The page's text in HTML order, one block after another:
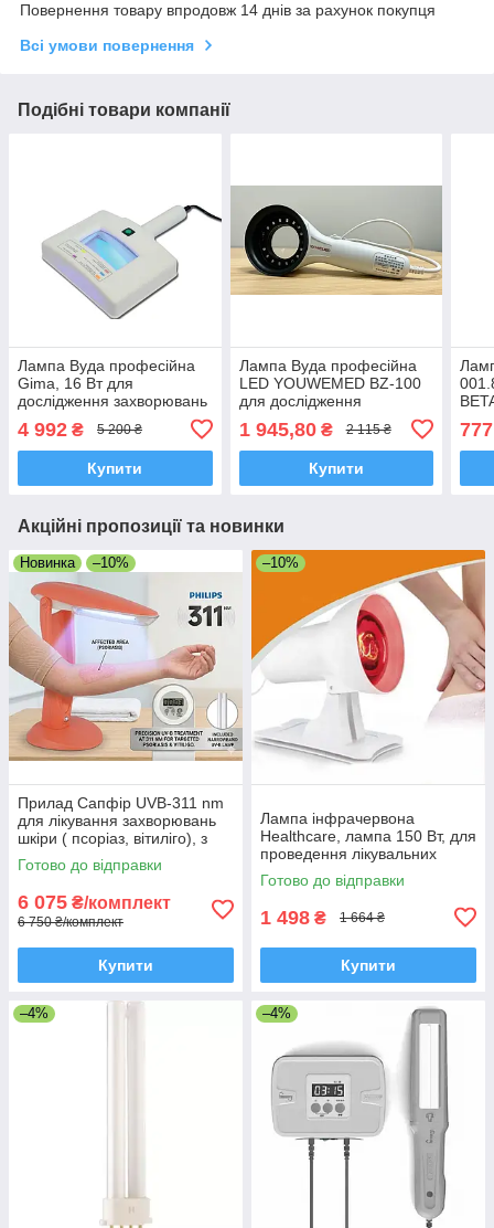
Повернення товару впродовж 14 днів за рахунок покупця
Всі умови повернення
Подібні товари компанії
Лампа Вуда професійна
Gima, 16 Вт для
дослідження захворювань
світлонепроникний, Італія
4 992 ₴ 5 200 ₴
Купити
Лампа Вуда професійна
LED YOUWEMED BZ-100
для дослідження
захворювань шкіри 18 шт.
світлодіодів
1 945,80₴ 2 115 ₴
Купити
Акційні пропозиції та новинки
Новинка –10%
Прилад Сапфір UVB-311 nm
для лікування захворювань
шкіри ( псоріаз, вітиліго), з
окулярами та таймером
Готово до відправки
6 075 ₴/комплект
6 750 ₴/комплект
Купити
–10%
Лампа інфрачервона
Healthcare, лампа 150 Вт, для
проведення лікувальних
процедур, Польща
Готово до відправки
1 498 ₴ 1 664 ₴
Купити
–4% –4%